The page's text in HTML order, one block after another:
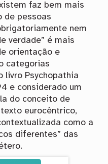
faz bem mais
de pessoas
nem
verdade” é mais
orientação e
categorias
livro Psychopathia
e considerado um
do conceito de
eurocêntrico,
como a
diferentes” das